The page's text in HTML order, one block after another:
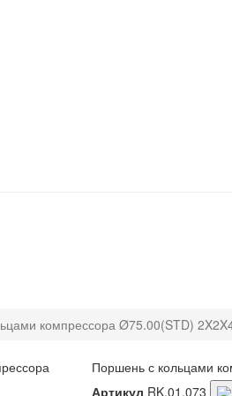
компрессора Ø75.00(STD)
Поршень с кольцами
Артикул RK.01.073